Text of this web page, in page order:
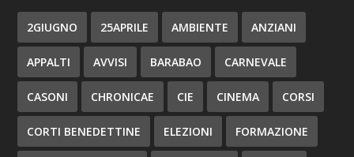
2GIUGNO 25APRILE AMBIENTE ANZIANI
APPALTI AVVISI BARABAO CARNEVALE
CASONI CHRONICAE CIE CINEMA CORSI
CORTI BENEDETTINE ELEZIONI FORMAZIONE